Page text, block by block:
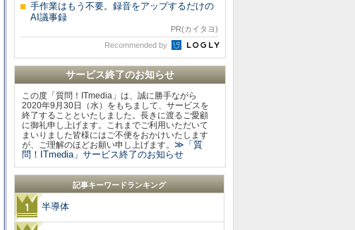
手作業はもう不要。録音をアップするだけの
AI議事録
PR(カイタヨ)
Recommended by
サービス終了のお知らせ
この度「質問！ITmedia」は、誠に勝手ながら
2020年9月30日（水）をもちまして、サービスを
終了することといたしました。長きに渡るご愛顧
に御礼申し上げます。これまでご利用いただいて
まいりました皆様にはご不便をおかけいたします
が、ご理解のほどお願い申し上げます。 ≫「質
問！ITmedia」サービス終了のお知らせ
記事キーワードランキング
半導体